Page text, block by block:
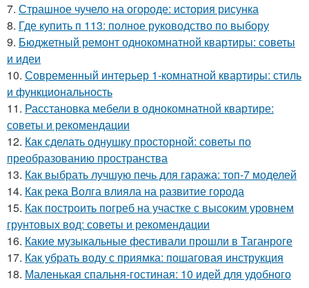
7. Страшное чучело на огороде: история рисунка
8. Где купить п 113: полное руководство по выбору
9. Бюджетный ремонт однокомнатной квартиры: советы
и идеи
10. Современный интерьер 1-комнатной квартиры: стиль
и функциональность
11. Расстановка мебели в однокомнатной квартире:
советы и рекомендации
12. Как сделать однушку просторной: советы по
преобразованию пространства
13. Как выбрать лучшую печь для гаража: топ-7 моделей
14. Как река Волга влияла на развитие города
15. Как построить погреб на участке с высоким уровнем
грунтовых вод: советы и рекомендации
16. Какие музыкальные фестивали прошли в Таганроге
17. Как убрать воду с приямка: пошаговая инструкция
18. Маленькая спальня-гостиная: 10 идей для удобного